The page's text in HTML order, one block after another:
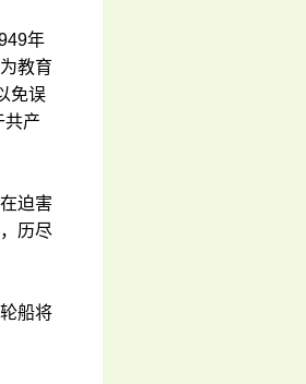
年
教育
免误
共产
迫害
历尽
船将